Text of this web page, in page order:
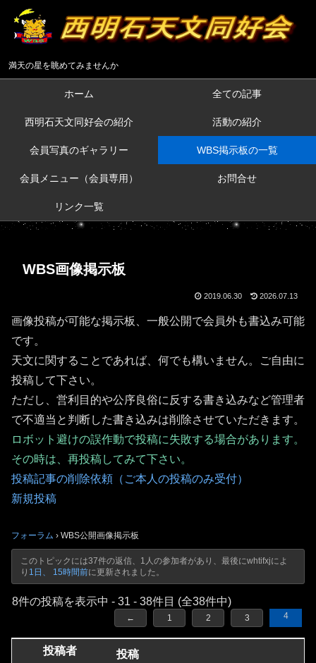
満天の星を眺めてみませんか
ホーム 全ての記事
西明石天文同好会の紹介 活動の紹介
会員写真のギャラリー WBS掲示板の一覧
会員メニュー（会員専用） お問合せ
リンク一覧
WBS画像掲示板
2019.06.30 2026.07.13
画像投稿が可能な掲示板、一般公開で会員外も書込み可能
です。
天文に関することであれば、何でも構いません。ご自由に
投稿して下さい。
ただし、営利目的や公序良俗に反する書き込みなど管理者
で不適当と判断した書き込みは削除させていただきます。
ロボット避けの誤作動で投稿に失敗する場合があります。
その時は、再投稿してみて下さい。
投稿記事の削除依頼（ご本人の投稿のみ受付）
新規投稿
フォーラム › WBS公開画像掲示板
このトピックには37件の返信、1人の参加者があり、最後にwhtifxjによ
り 1日、 15時間前に更新されました。
8件の投稿を表示中 - 31 - 38件目 (全38件中)
← 1 2 3 4
投稿者 投稿